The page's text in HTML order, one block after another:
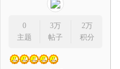
0
主题
3万
帖子
2万
积分